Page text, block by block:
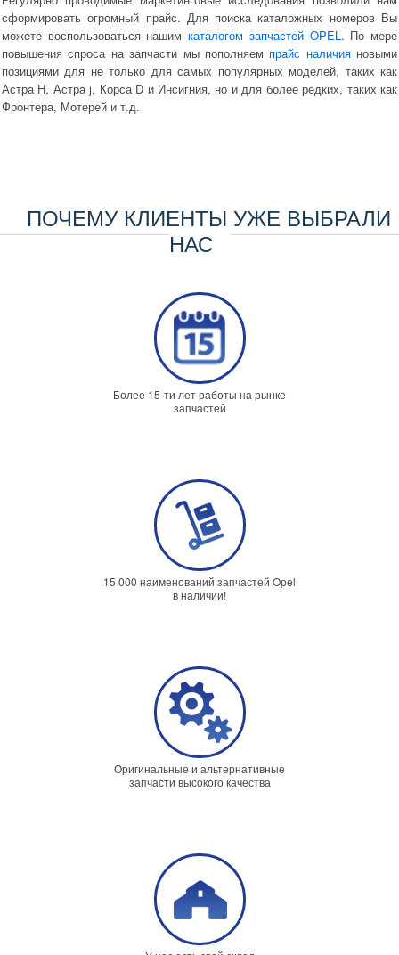
сформировать огромный прайс. Для поиска каталожных номеров Вы
можете воспользоваться нашимкаталогом запчастей OPEL . По мере
повышения спроса на запчасти мы пополняемпрайс наличияновыми
позициями для не только для самых популярных моделей, таких как
Астра H, Астра j, Корса D и Инсигния, но и для более редких, таких как
Фронтера, Мотерей и т.д.
ПОЧЕМУ КЛИЕНТЫ УЖЕ ВЫБРАЛИ
НАС
Более 15-ти лет работы на рынке
запчастей
15 000 наименований запчастей Opel
в наличии!
Оригинальные и альтернативные
запчасти высокого качества